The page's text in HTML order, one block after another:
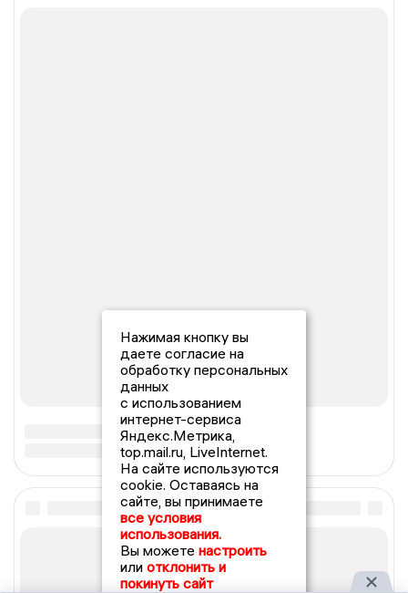
Нажимая кнопку вы
даете согласие на
обработку персональных
данных
с использованием
интернет-сервиса
Яндекс.Метрика,
top.mail.ru, LiveInternet.
На сайте используются
cookie. Оставаясь на
сайте, вы принимаете
все условия
использования.
Вы можете настроить
или отклонить и
покинуть сайт